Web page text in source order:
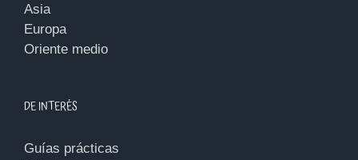
Asia
Europa
Oriente medio
DE INTERÉS
Guías prácticas